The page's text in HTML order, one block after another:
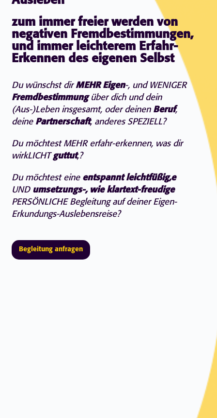
zum immer freier werden von
negativen Fremdbestimmungen,
und immer leichterem Erfahr-
Erkennen des eigenen Selbst
Du wünschst dirMEHR Eigen-, und WENIGER
Fremdbestimmungüber dich und dein
(Aus-)Leben insgesamt, oder deinen Beruf,
deine Partnerschaft, anderes SPEZIELL?
Du möchtest MEHR erfahr-erkennen, was dir
wirkLICHTguttut,?
Du möchtest eine entspannt leichtfüßig,e
UND umsetzungs-, wie klartext-freudige
PERSÖNLICHE Begleitung auf deiner Eigen-
Erkundungs-Auslebensreise?
Begleitung anfragen